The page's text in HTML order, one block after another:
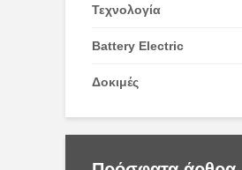
Τεχνολογία
Battery Electric
Δοκιμές